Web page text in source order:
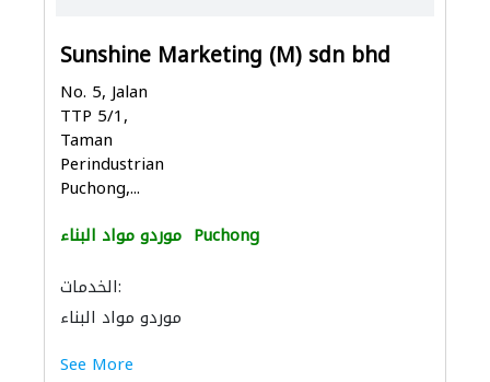
Sunshine Marketing (M) sdn bhd
No. 5, Jalan
TTP 5/1,
Taman
Perindustrian
Puchong,...
موردو مواد البناء Puchong
الخدمات:
موردو مواد البناء
See More